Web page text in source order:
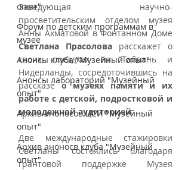
опыт"
Форум по детским программам в
музее
Анонсы клуба "Музейный опыт"
Анонсы лабораторий "Музейный
опыт"
Архив аноносов ЦСИ "Музейный
опыт"
Архив аноносв клуба "Музейный
опыт"
Заведующая научно-
просветительским отделом музея
Светлана Прасолова расскажет о
своих поездках на Тайвань и
Нидерланды, сосредоточившись на
рассказе о музеях памяти и их
работе с детской, подростковой и
молодежной аудиторией.
Две международные стажировки
Светланы состоялись благодаря
грантовой поддержке Музея